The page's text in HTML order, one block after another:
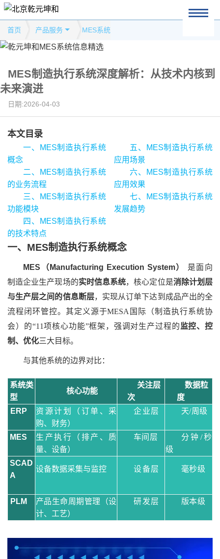
首页 产品服务 MES系统
MES制造执行系统深度解析：从技术内核到
未来演进
日期:2026-04-03
本文目录
一、MES制造执行系统
概念
二、MES制造执行系统
的业务流程
三、MES制造执行系统
功能模块
四、MES制造执行系统
的技术特点
五、MES制造执行系统
应用场景
六、MES制造执行系统
应用效果
七、MES制造执行系统
发展趋势
一、MES制造执行系统概念
MES（Manufacturing Execution System）
是面向
制造企业生产现场的实时信息系统，核心定位是消除计划层
与生产层之间的信息断层，实现从订单下达到成品产出的全
流程闭环管控。其定义源于MESA国际（制造执行系统协
会）的“11项核心功能”框架，强调对生产过程的 监控、控
制、优化三大目标。
与其他系统的边界对比：
系统类
型
核心功能
关注层
次
数据粒
度
ERP
资源计划（订单、采
购、财务）
企业层 天/周级
MES
生产执行（排产、质
量、设备）
车间层
分钟/秒
级
SCAD
A
设备数据采集与监控 设备层 毫秒级
PLM
产品生命周期管理（设
计、工艺）
研发层 版本级